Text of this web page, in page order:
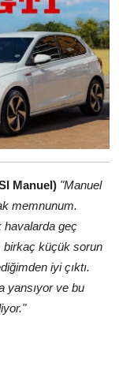
Manuel) "Manuel
memnunum.
havalarda geç
birkaç küçük sorun
iyi çıktı.
yansıyor ve bu